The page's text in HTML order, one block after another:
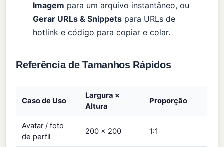
Imagem para um arquivo instantâneo, ou
Gerar URLs & Snippets para URLs de
hotlink e código para copiar e colar.
Referência de Tamanhos Rápidos
Caso de Uso
Largura ×
Altura
Proporção
Avatar / foto
de perfil
200 × 200 1:1